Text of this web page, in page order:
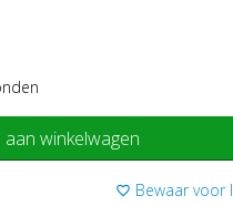
winkelwagen
favorite_border Bewaar voor